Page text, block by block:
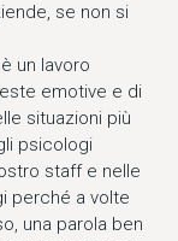
se non si
un lavoro
emotive e di
situazioni più
psicologi
staff e nelle
perché a volte
una parola ben